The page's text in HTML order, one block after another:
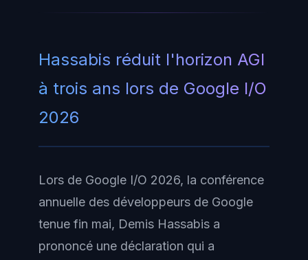
Hassabis réduit l'horizon AGI
à trois ans lors de Google I/O
2026
Lors de Google I/O 2026, la conférence
annuelle des développeurs de Google
tenue fin mai, Demis Hassabis a
prononcé une déclaration qui a